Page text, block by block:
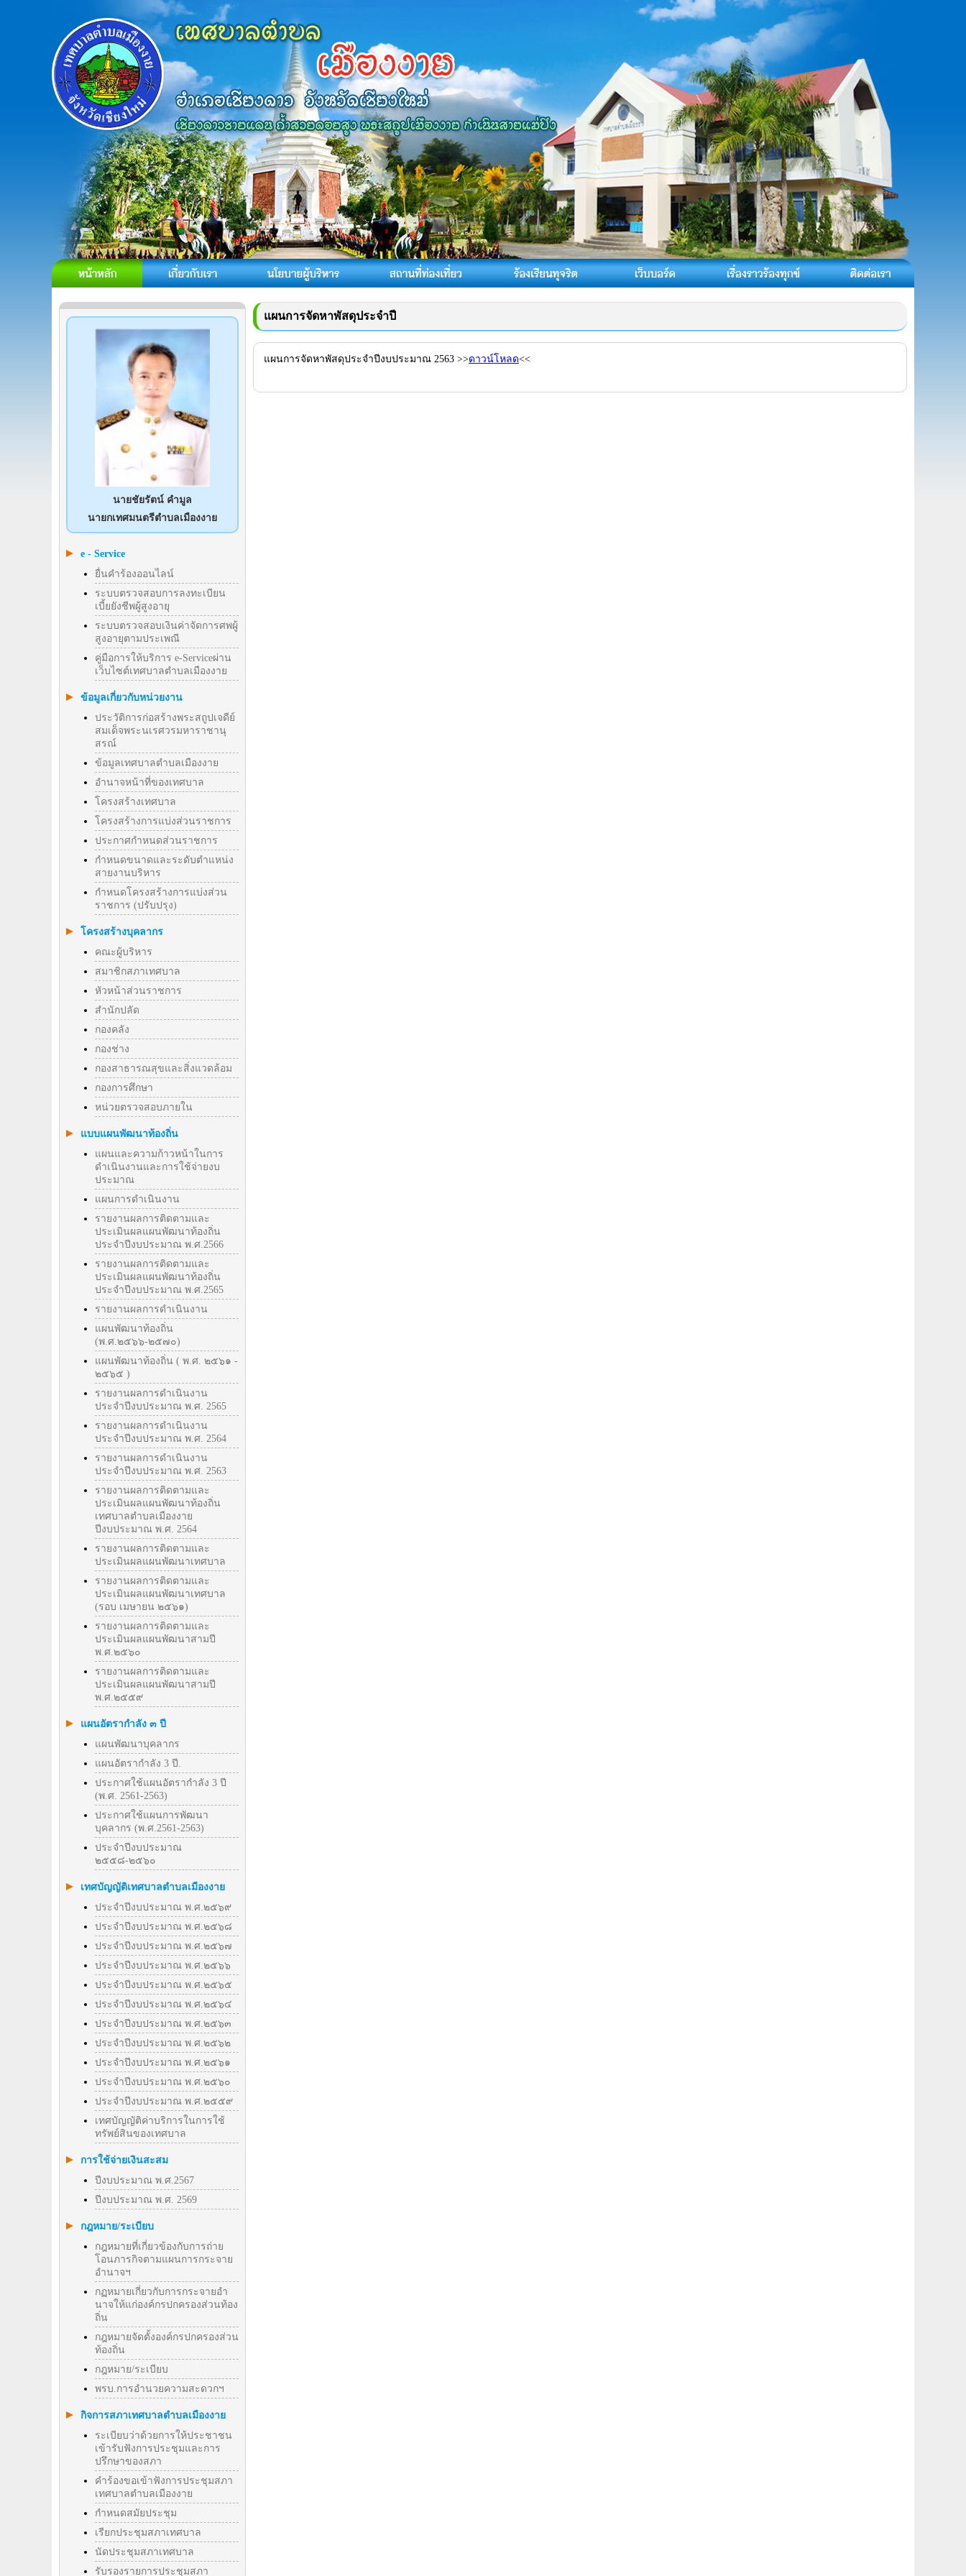
นายชัยรัตน์ คำมูล
นายกเทศมนตรีตำบลเมืองงาย
e - Service
ยื่นคำร้องออนไลน์
ระบบตรวจสอบการลงทะเบียน
เบี้ยยังชีพผู้สูงอายุ
ระบบตรวจสอบเงินค่าจัดการศพผู้
สูงอายุตามประเพณี
คู่มือการให้บริการ e-Serviceผ่าน
เว็บไซต์เทศบาลตำบลเมืองงาย
ข้อมูลเกี่ยวกับหน่วยงาน
ประวัติการก่อสร้างพระสถูปเจดีย์
สมเด็จพระนเรศวรมหาราชานุ
สรณ์
ข้อมูลเทศบาลตำบลเมืองงาย
อำนาจหน้าที่ของเทศบาล
โครงสร้างเทศบาล
โครงสร้างการแบ่งส่วนราชการ
ประกาศกำหนดส่วนราชการ
กำหนดขนาดและระดับตำแหน่ง
สายงานบริหาร
กำหนดโครงสร้างการแบ่งส่วน
ราชการ (ปรับปรุง)
โครงสร้างบุคลากร
คณะผู้บริหาร
สมาชิกสภาเทศบาล
หัวหน้าส่วนราชการ
สำนักปลัด
กองคลัง
กองช่าง
กองสาธารณสุขและสิ่งแวดล้อม
กองการศึกษา
หน่วยตรวจสอบภายใน
แบบแผนพัฒนาท้องถิ่น
แผนและความก้าวหน้าในการ
ดำเนินงานและการใช้จ่ายงบ
ประมาณ
แผนการดำเนินงาน
รายงานผลการติดตามและ
ประเมินผลแผนพัฒนาท้องถิ่น
ประจำปีงบประมาณ พ.ศ.2566
รายงานผลการติดตามและ
ประเมินผลแผนพัฒนาท้องถิ่น
ประจำปีงบประมาณ พ.ศ.2565
รายงานผลการดำเนินงาน
แผนพัฒนาท้องถิ่น
(พ.ศ.๒๕๖๖-๒๕๗๐)
แผนพัฒนาท้องถิ่น ( พ.ศ. ๒๕๖๑ -
๒๕๖๕ )
รายงานผลการดำเนินงาน
ประจำปีงบประมาณ พ.ศ. 2565
รายงานผลการดำเนินงาน
ประจำปีงบประมาณ พ.ศ. 2564
รายงานผลการดำเนินงาน
ประจำปีงบประมาณ พ.ศ. 2563
รายงานผลการติดตามและ
ประเมินผลแผนพัฒนาท้องถิ่น
เทศบาลตำบลเมืองงาย
ปีงบประมาณ พ.ศ. 2564
รายงานผลการติดตามและ
ประเมินผลแผนพัฒนาเทศบาล
รายงานผลการติดตามและ
ประเมินผลแผนพัฒนาเทศบาล
(รอบ เมษายน ๒๕๖๑)
รายงานผลการติดตามและ
ประเมินผลแผนพัฒนาสามปี
พ.ศ.๒๕๖๐
รายงานผลการติดตามและ
ประเมินผลแผนพัฒนาสามปี
พ.ศ.๒๕๕๙
แผนอัตรากำลัง ๓ ปี
แผนพัฒนาบุคลากร
แผนอัตรากำลัง 3 ปี.
ประกาศใช้แผนอัตรากำลัง 3 ปี
(พ.ศ. 2561-2563)
ประกาศใช้แผนการพัฒนา
บุคลากร (พ.ศ.2561-2563)
ประจำปีงบประมาณ
๒๕๕๘-๒๕๖๐
เทศบัญญัติเทศบาลตำบลเมืองงาย
ประจำปีงบประมาณ พ.ศ.๒๕๖๙
ประจำปีงบประมาณ พ.ศ.๒๕๖๘
ประจำปีงบประมาณ พ.ศ.๒๕๖๗
ประจำปีงบประมาณ พ.ศ.๒๕๖๖
ประจำปีงบประมาณ พ.ศ.๒๕๖๕
ประจำปีงบประมาณ พ.ศ.๒๕๖๔
ประจำปีงบประมาณ พ.ศ.๒๕๖๓
ประจำปีงบประมาณ พ.ศ.๒๕๖๒
ประจำปีงบประมาณ พ.ศ.๒๕๖๑
ประจำปีงบประมาณ พ.ศ.๒๕๖๐
ประจำปีงบประมาณ พ.ศ.๒๕๕๙
เทศบัญญัติค่าบริการในการใช้
ทรัพย์สินของเทศบาล
การใช้จ่ายเงินสะสม
ปีงบประมาณ พ.ศ.2567
ปีงบประมาณ พ.ศ. 2569
กฎหมาย/ระเบียบ
กฎหมายที่เกี่ยวข้องกับการถ่าย
โอนภารกิจตามแผนการกระจาย
อำนาจฯ
กฏหมายเกี่ยวกับการกระจายอำ
นาจให้แก่องค์กรปกครองส่วนท้อง
ถิ่น
กฎหมายจัดตั้งองค์กรปกครองส่วน
ท้องถิ่น
กฎหมาย/ระเบียบ
พรบ.การอำนวยความสะดวกฯ
กิจการสภาเทศบาลตำบลเมืองงาย
ระเบียบว่าด้วยการให้ประชาชน
เข้ารับฟังการประชุมและการ
ปรึกษาของสภา
คำร้องขอเข้าฟังการประชุมสภา
เทศบาลตำบลเมืองงาย
กำหนดสมัยประชุม
เรียกประชุมสภาเทศบาล
นัดประชุมสภาเทศบาล
รับรองรายการประชุมสภา
แผนการจัดหาพัสดุประจำปี
แผนการจัดหาพัสดุประจำปีงบประมาณ 2563 >>ดาวน์โหลด<<